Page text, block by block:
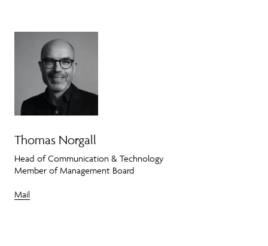
Thomas Norgall
Head of Communication & Technology
Member of Management Board
Mail